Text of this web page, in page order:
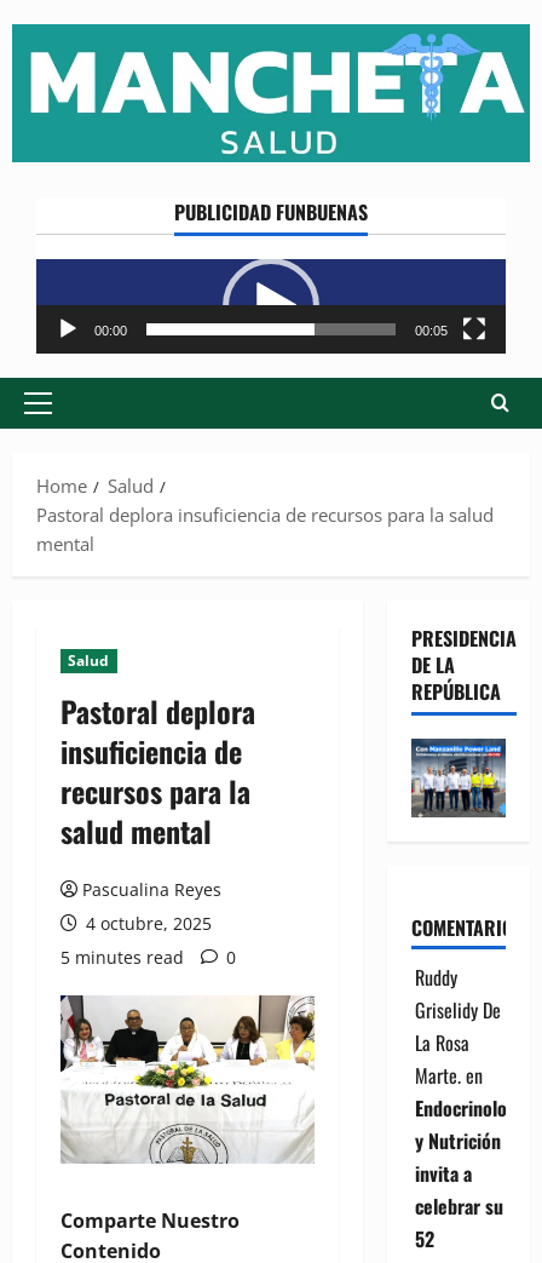
content
PUBLICIDAD FUNBUENAS
Reproductor
de
vídeo
00:00 00:05
Primary
Home
Salud
Pastoral deplora insuficiencia de recursos para la salud
mental
Salud
Pastoral deplora
insuficiencia de
recursos para la
salud mental
Pascualina Reyes
4 octubre, 2025
5 minutes read
0
Comparte Nuestro
Contenido
PRESIDENCIA
DE LA
REPÚBLICA
COMENTARIOS
Ruddy
Griselidy De
La Rosa
Marte.en
Endocrinología
y Nutrición
invita a
celebrar su
52